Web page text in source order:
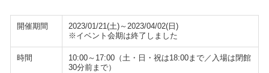
開催期間
2023/01/21(土)～2023/04/02(日)
※イベント会期は終了しました
時間
10:00～17:00（土・日・祝は18:00まで／入場は閉館
30分前まで）